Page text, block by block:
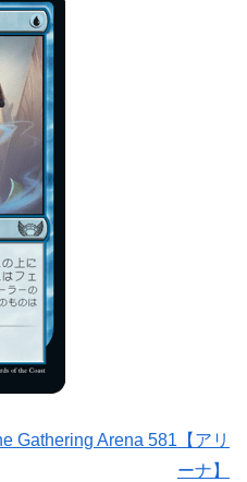
Gathering Arena 581【アリ
ーナ】